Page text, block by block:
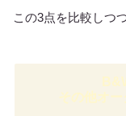
この3点を比較しつ
その他オ